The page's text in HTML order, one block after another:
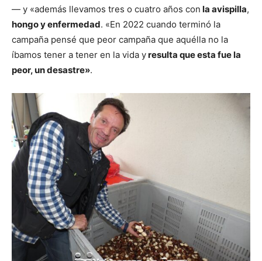
— y «además llevamos tres o cuatro años con la avispilla,
hongo y enfermedad. «En 2022 cuando terminó la
campaña pensé que peor campaña que aquélla no la
íbamos tener a tener en la vida yresulta que esta fue la
peor, un desastre».